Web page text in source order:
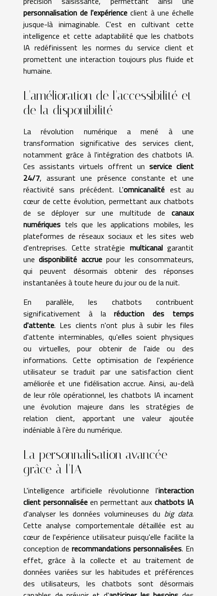
personnalisation de l'expérience client à une échelle
jusque-là inimaginable. C’est en cultivant cette
intelligence et cette adaptabilité que les chatbots
IA redéfinissent les normes du service client et
promettent une interaction toujours plus fluide et
humaine.
L'amélioration de l'accessibilité et
de la disponibilité
La révolution numérique a mené à une
transformation significative des services client,
notamment grâce à l'intégration des chatbots IA.
Ces assistants virtuels offrent un service client
24/7, assurant une présence constante et une
réactivité sans précédent. L'omnicanalité est au
cœur de cette évolution, permettant aux chatbots
de se déployer sur une multitude de canaux
numériques tels que les applications mobiles, les
plateformes de réseaux sociaux et les sites web
d'entreprises. Cette stratégie multicanalgarantit
unedisponibilité accruepour les consommateurs,
qui peuvent désormais obtenir des réponses
instantanées à toute heure du jour ou de la nuit.
En parallèle, les chatbots contribuent
significativement à laréduction des temps
d'attente. Les clients n'ont plus à subir les files
d'attente interminables, qu'elles soient physiques
ou virtuelles, pour obtenir de l'aide ou des
informations. Cette optimisation de l'expérience
utilisateur se traduit par une satisfaction client
améliorée et une fidélisation accrue. Ainsi, au-delà
de leur rôle opérationnel, les chatbots IA incarnent
une évolution majeure dans les stratégies de
relation client, apportant une valeur ajoutée
indéniable à l'ère du numérique.
La personnalisation avancée
grâce à l'IA
L'intelligence artificielle révolutionne l'interaction
client personnalisée en permettant aux chatbots IA
d'analyser les données volumineuses du big data.
Cette analyse comportementale détaillée est au
cœur de l'expérience utilisateur puisqu'elle facilite la
conception de recommandations personnalisées. En
effet, grâce à la collecte et au traitement de
données variées sur les habitudes et préférences
des utilisateurs, les chatbots sont désormais